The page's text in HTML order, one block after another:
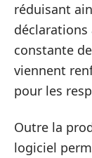
réduisant
constante
viennent
pour les
Outre la
logiciel